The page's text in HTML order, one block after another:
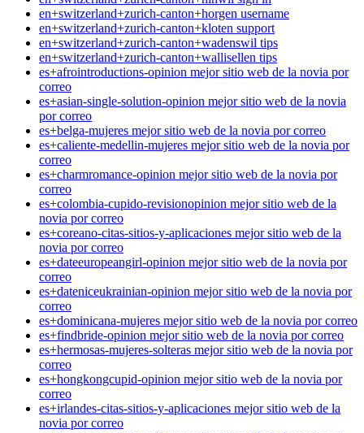
en+switzerland+zurich-canton+horgen username
en+switzerland+zurich-canton+kloten support
en+switzerland+zurich-canton+wadenswil tips
en+switzerland+zurich-canton+wallisellen tips
es+afrointroductions-opinion mejor sitio web de la novia por
correo
es+asian-single-solution-opinion mejor sitio web de la novia
por correo
es+belga-mujeres mejor sitio web de la novia por correo
es+caliente-medellin-mujeres mejor sitio web de la novia por
correo
es+charmromance-opinion mejor sitio web de la novia por
correo
es+colombia-cupido-revisionopinion mejor sitio web de la
novia por correo
es+coreano-citas-sitios-y-aplicaciones mejor sitio web de la
novia por correo
es+dateeuropeangirl-opinion mejor sitio web de la novia por
correo
es+dateniceukrainian-opinion mejor sitio web de la novia por
correo
es+dominicana-mujeres mejor sitio web de la novia por correo
es+findbride-opinion mejor sitio web de la novia por correo
es+hermosas-mujeres-solteras mejor sitio web de la novia por
correo
es+hongkongcupid-opinion mejor sitio web de la novia por
correo
es+irlandes-citas-sitios-y-aplicaciones mejor sitio web de la
novia por correo